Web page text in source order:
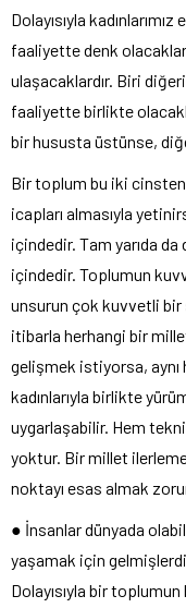
Dolayısıyla
faaliyette denk
ulaşacaklardır. Biri
faaliyette birlikte
bir hususta üstünse,
Bir toplum bu iki cinsten
icapları almasıyla
içindedir. Tam yarıda da
içindedir. Toplumun
unsurun çok kuvvetli bir
itibarla herhangi bir
gelişmek istiyorsa,
kadınlarıyla birlikte
uygarlaşabilir. Hem
yoktur. Bir millet
noktayı esas almak
● İnsanlar dünyada
yaşamak için
Dolayısıyla bir